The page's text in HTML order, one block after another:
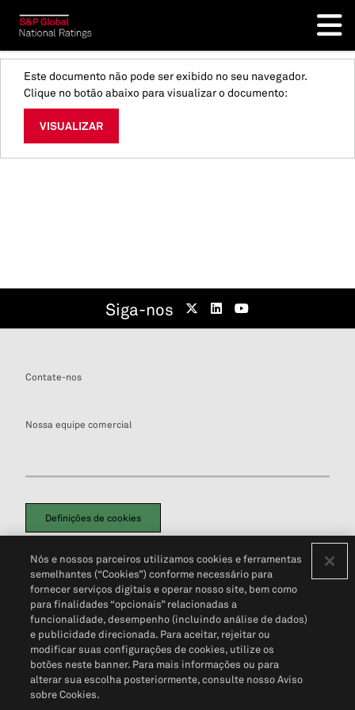
Este documento não pode ser exibido no seu navegador.
Clique no botão abaixo para visualizar o documento:
VISUALIZAR
Siga-nos
Contate-nos
Nossa equipe comercial
Definições de cookies
Política de PrivacidadePortal de privacidade do cliente (em inglês)
Não Venda Minhas Informações Pessoais© 2026 S&P Global
Nós e nossos parceiros utilizamos cookies e ferramentas
semelhantes (“Cookies”) conforme necessário para
fornecer serviços digitais e operar nosso site, bem como
para finalidades “opcionais” relacionadas a
funcionalidade, desempenho (incluindo análise de dados)
e publicidade direcionada. Para aceitar, rejeitar ou
modificar suas configurações de cookies, utilize os
botões neste banner. Para mais informações ou para
alterar sua escolha posteriormente, consulte nosso Aviso
sobre Cookies.